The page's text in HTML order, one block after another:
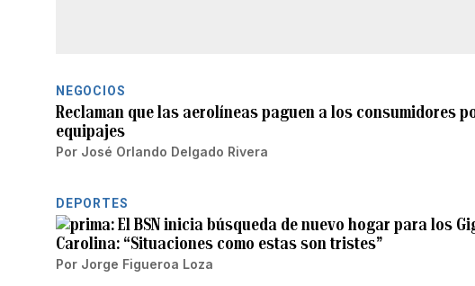
NEGOCIOS
Reclaman que las aerolíneas paguen a los consumidores
equipajes
Por José Orlando Delgado Rivera
DEPORTES
El BSN inicia búsqueda de nuevo hogar para los
Carolina: “Situaciones como estas son tristes”
Por Jorge Figueroa Loza